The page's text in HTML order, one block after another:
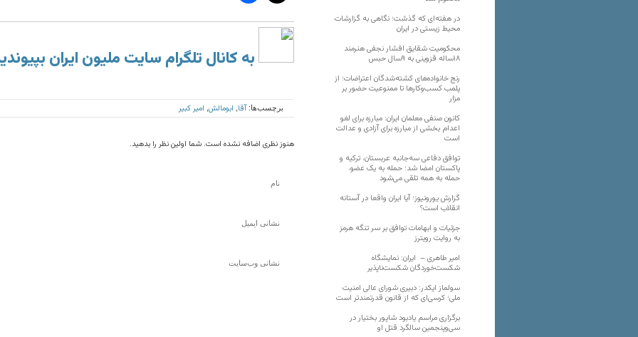
به کانال تلگرام سایت ملیون ایران
برچسب‌ها:آقا ابومالش امیر کبیر
هنوز نظری اضافه نشده است. شما اولین نظر را بدهید.
در هفته‌ای که گذشت؛ نگاهی به گزارشات
محیط زیستی در ایران
محکومیت شقایق افشار نجفی هنرمند
۱۸ساله قزوینی به ۹سال حبس
رنج خانواده‌های کشته‌شدگان اعتراضات؛ از
پلمب کسب‌وکارها تا ممنوعیت حضور بر
مزار
کانون صنفی معلمان ایران: مبارزه برای لغو
اعدام بخشی از مبارزه برای آزادی و عدالت
است
توافق دفاعی سه‌جانبه عربستان، ترکیه و
پاکستان امضا شد؛ حمله به یک عضو،
حمله به همه تلقی می‌شود
گزارش یورونیوز؛ آیا ایران واقعا در آستانه
انقلاب است؟
جزئیات و ابهامات توافق بر سر تنگه هرمز
به روایت رویترز
امیر طاهری – ایران: نمایشگاه
شکست‌خوردگان شکست‌ناپذیر
سولماز ایکدر: دبیری شورای عالی امنیت
ملی؛ کرسی‌ای که از قانون قدرتمندتر است
برگزاری مراسم یادبود شاپور بختیار در
سی‌وپنجمین سالگرد قتل او